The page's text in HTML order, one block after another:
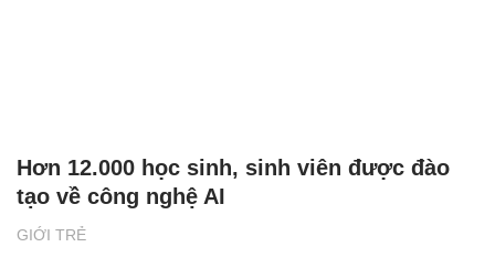
GIỚI TRẺ
Hơn 12.000 học sinh, sinh viên được đào
tạo về công nghệ AI